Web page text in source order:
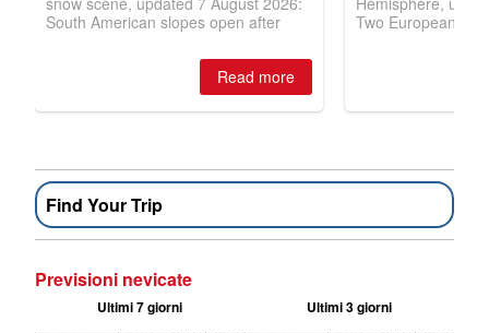
Find Your Trip
Previsioni nevicate
Ultimi 7 giorni Ultimi 3 giorni